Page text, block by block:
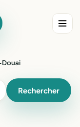
Rechercher